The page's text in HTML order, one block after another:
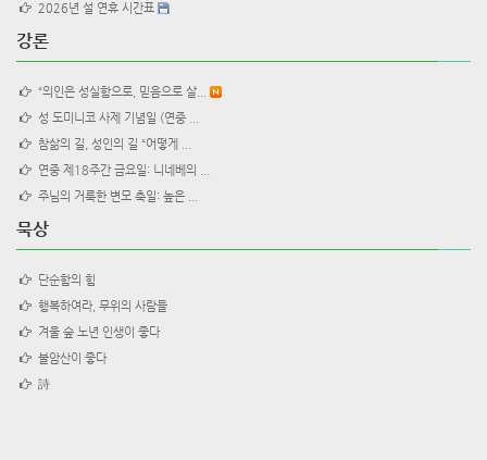
2026년 설 연휴 시간표
강론
“의인은 성실함으로, 믿음으로 살...
성 도미니코 사제 기념일 (연중 ...
참삶의 길, 성인의 길 “어떻게 ...
연중 제18주간 금요일: 니네베의 ...
주님의 거룩한 변모 축일: 높은 ...
묵상
단순함의 힘
행복하여라, 무위의 사람들
겨울 숲 노년 인생이 좋다
불암산이 좋다
詩